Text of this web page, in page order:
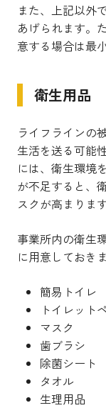
また、上記以外
あげられます。
意する場合は最
衛生用品
ライフラインの
生活を送る可能
には、衛生環境
が不足すると、
スクが高まります
事業所内の衛生
に用意しておき
簡易トイレ
トイレット
マスク
歯ブラシ
除菌シート
タオル
生理用品